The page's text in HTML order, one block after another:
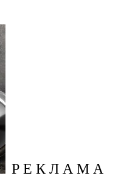
Р Е К Л А М А